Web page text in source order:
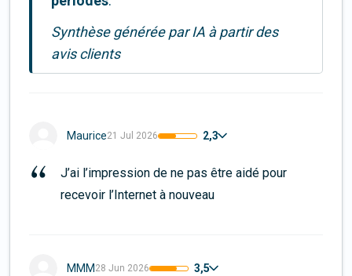
Synthèse générée par IA à partir des
avis clients
Maurice21 Jul 2026 2,3
J’ai l’impression de ne pas être aidé pour
recevoir l’Internet à nouveau
MMM 28 Jun 2026 3,5